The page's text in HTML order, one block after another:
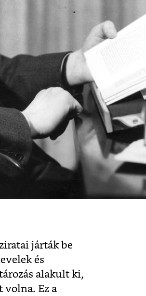
járták be
és
alakult ki,
volna. Ez a